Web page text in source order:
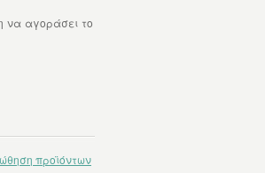
να αγοράσει το
προϊόντων